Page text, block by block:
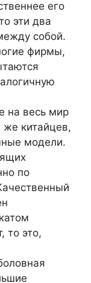
его
эти два
собой.
фирмы,
на весь мир
же китайцев,
модели.
по
то это,